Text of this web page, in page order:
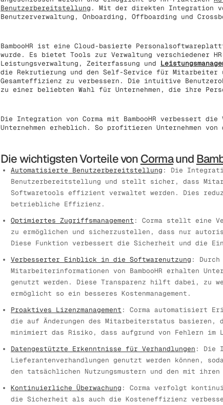
Benutzerbereitstellung . Mit der direkten Integration
Benutzerverwaltung, Onboarding, Offboarding und
BambooHR ist eine Cloud-basierte
wurde. Es bietet Tools zur Verwaltung verschiedener
Leistungsverwaltung, Zeiterfassung und
die Rekrutierung und den Self-Service für Mitarbeiter
Gesamteffizienz zu verbessern. Die intuitive
zu einer beliebten Wahl für Unternehmen, die ihre
Die Integration von Corma mit BambooHR verbessert
Unternehmen erheblich. So profitieren Unternehmen
Die wichtigsten Vorteile von Cormaund
Automatisierte Benutzerbereitstellung : Die
Benutzerbereitstellung und stellt sicher, dass
Softwaretools effizient verwaltet werden. Dies
betriebliche Effizienz.
Optimiertes Zugriffsmanagement : Corma stellt eine
zu ermöglichen und sicherzustellen, dass nur
Diese Funktion verbessert die Sicherheit und die
Verbesserter Einblick in die Softwarenutzung : Durch
Mitarbeiterinformationen von BambooHR erhalten
genutzt werden. Diese Transparenz hilft dabei, zu
ermöglicht so ein besseres Kostenmanagement.
Proaktives Lizenzmanagement : Corma automatisiert
die auf Änderungen des Mitarbeiterstatus basieren,
minimiert das Risiko, dass aufgrund von Fehlern im
Datengestützte Erkenntnisse für Verhandlungen : Die
Lieferantenverhandlungen genutzt werden können,
den tatsächlichen Nutzungsmustern und den mit ihren
Kontinuierliche Überwachung : Corma verfolgt
die Sicherheit als auch die Kosteneffizienz